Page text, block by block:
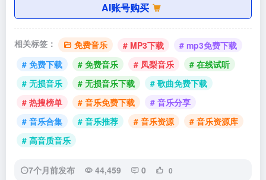
AI账号购买
相关标签： 免费音乐 # MP3下载
# mp3免费下载
# 免费下载
# 免费音乐 # 凤梨音乐
# 在线试听
# 无损音乐
# 无损音乐下载
# 歌曲免费下载
# 热搜榜单
# 音乐免费下载
# 音乐分享
# 音乐合集
# 音乐推荐 # 音乐资源
# 音乐资源库
# 高音质音乐
7个月前发布 44,459 0 0